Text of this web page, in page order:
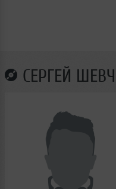
СЕРГЕЙ